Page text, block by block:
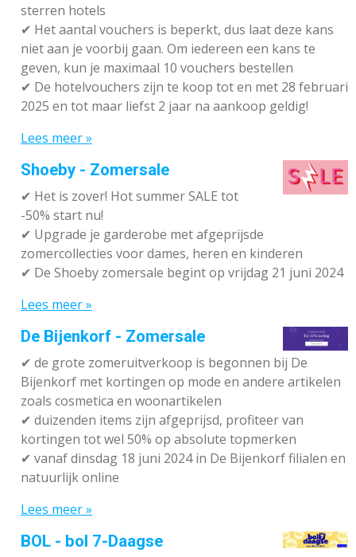
sterren hotels
✔ Het aantal vouchers is beperkt, dus laat deze kans
niet aan je voorbij gaan. Om iedereen een kans te
geven, kun je maximaal 10 vouchers bestellen
✔ De hotelvouchers zijn te koop tot en met 28 februari
2025 en tot maar liefst 2 jaar na aankoop geldig!
Lees meer »
Shoeby - Zomersale
✔ Het is zover! Hot summer SALE tot
-50% start nu!
✔ Upgrade je garderobe met afgeprijsde
zomercollecties voor dames, heren en kinderen
✔ De Shoeby zomersale begint op vrijdag 21 juni 2024
Lees meer »
De Bijenkorf - Zomersale
✔ de grote zomeruitverkoop is begonnen bij De
Bijenkorf met kortingen op mode en andere artikelen
zoals cosmetica en woonartikelen
✔ duizenden items zijn afgeprijsd, profiteer van
kortingen tot wel 50% op absolute topmerken
✔ vanaf dinsdag 18 juni 2024 in De Bijenkorf filialen en
natuurlijk online
Lees meer »
BOL - bol 7-Daagse